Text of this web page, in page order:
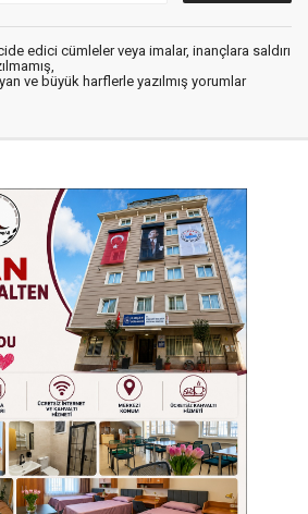
edici cümleler veya imalar, inançlara saldırı
ve büyük harflerle yazılmış yorumlar